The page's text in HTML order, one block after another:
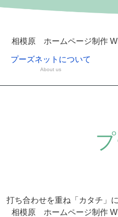
相模原 ホームページ制作
プーズネットについて
About us
打ち合わせを重ね「カタチ」
相模原 ホームページ制作